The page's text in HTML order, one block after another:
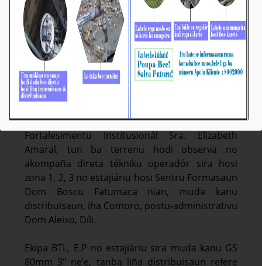
Vise-Prezidente KE BTL, E.P Observa Direta
Servisu Mudansa Kanu Distribuisaun iha
Comoro
Média_BTL, E.P 27-Febreiru-2024
Díli, 27/02/2024. Vise-Prezidente Komisaun
(BTL, E.P) ba Asuntu Boa Governasaun no
Fortalesimentu Institusionál Sra. Elizabeth
Amaral, tun ba terrenu hodi observa no
akompaña direta tékniku operadór sira hosi
zona 1, 2, 3 no estajiáriu hosi Sentru Formasaun
Dom Bosco Fatumaca nian, muda kanu
distribuisaun, iha Comoro, postu-administrativu
Dom Aleixo, Díli.
Ekipa BTL, E.P no estajiáriu sira muda kanu GS
80mm 3" ne’e, tanba liña distribuisaun refere